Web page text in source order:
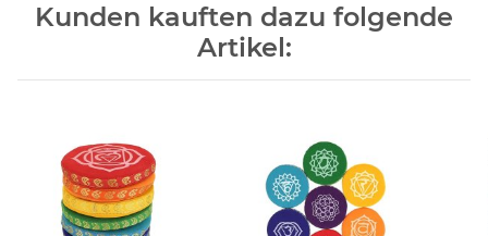
Kunden kauften dazu folgende
Artikel: